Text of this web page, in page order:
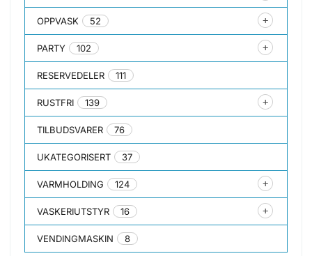
OPPVASK 52
PARTY 102
RESERVEDELER 111
RUSTFRI 139
TILBUDSVARER 76
UKATEGORISERT 37
VARMHOLDING 124
VASKERIUTSTYR 16
VENDINGMASKIN 8